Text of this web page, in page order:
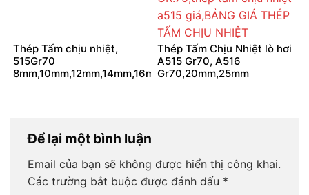
Thép Tấm chịu nhiệt,
515Gr70
8mm,10mm,12mm,14mm,16mm,18ly,20ly
Thép Tấm Chịu Nhiệt lò hơi
A515 Gr70, A516
Gr70,20mm,25mm
Để lại một bình luận
Email của bạn sẽ không được hiển thị công khai.
Các trường bắt buộc được đánh dấu *